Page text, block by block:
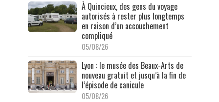
À Quincieux, des gens du voyage
autorisés à rester plus longtemps
en raison d’un accouchement
compliqué
05/08/26
Lyon : le musée des Beaux-Arts de
nouveau gratuit et jusqu’à la fin de
l’épisode de canicule
05/08/26